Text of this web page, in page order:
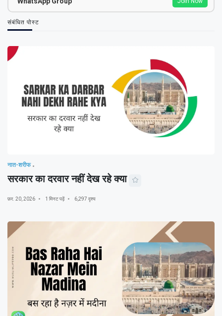
संबंधित पोस्ट
नात-शरीफ
सरकार का दरवार नहीं देख रहे क्या
फ़र. 20, 2026 1 मिनट पढ़ें 6,297 दृश्य